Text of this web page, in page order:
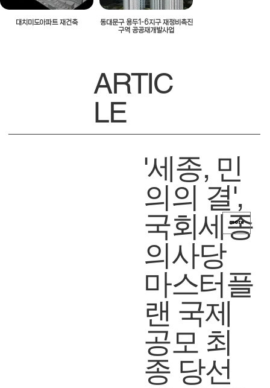
대치미도아파트 재건축
동대문구 용두1-6지구 재정비촉진
구역 공공재개발사업
ARTIC
LE
'세종, 민
의의 결',
국회세종
의사당
마스터플
랜 국제
공모 최
종 당선
more